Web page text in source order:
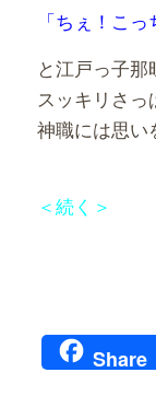
「ちぇ！こ
と江戸っ子那
スッキリさ
神職には思い
＜続く＞
Share